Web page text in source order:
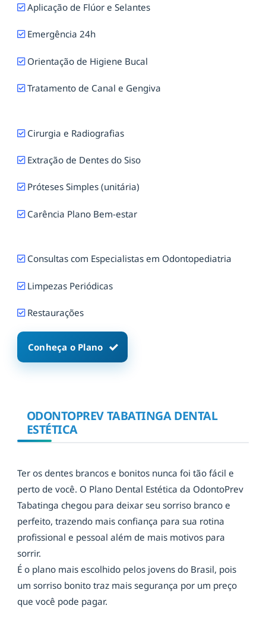
Aplicação de Flúor e Selantes
Emergência 24h
Orientação de Higiene Bucal
Tratamento de Canal e Gengiva
Cirurgia e Radiografias
Extração de Dentes do Siso
Próteses Simples (unitária)
Carência Plano Bem-estar
Consultas com Especialistas em Odontopediatria
Limpezas Periódicas
Restaurações
Conheça o Plano
ODONTOPREV TABATINGA DENTAL
ESTÉTICA
Ter os dentes brancos e bonitos nunca foi tão fácil e
perto de você. O Plano Dental Estética da OdontoPrev
Tabatinga chegou para deixar seu sorriso branco e
perfeito, trazendo mais confiança para sua rotina
profissional e pessoal além de mais motivos para
sorrir.
É o plano mais escolhido pelos jovens do Brasil, pois
um sorriso bonito traz mais segurança por um preço
que você pode pagar.